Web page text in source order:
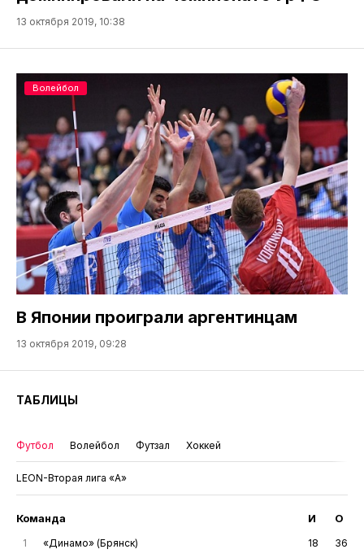
13 октября 2019, 10:38
В Японии проиграли аргентинцам
13 октября 2019, 09:28
Волейбол
ТАБЛИЦЫ
Футбол Волейбол Футзал Хоккей
LEON-Вторая лига «А»
Команда И О
1 «Динамо» (Брянск) 18
36